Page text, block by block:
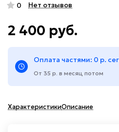
0 Нет отзывов
2 400 руб.
Оплата частями: 0 р.
От 35 р. в месяц потом
ХарактеристикиОписание